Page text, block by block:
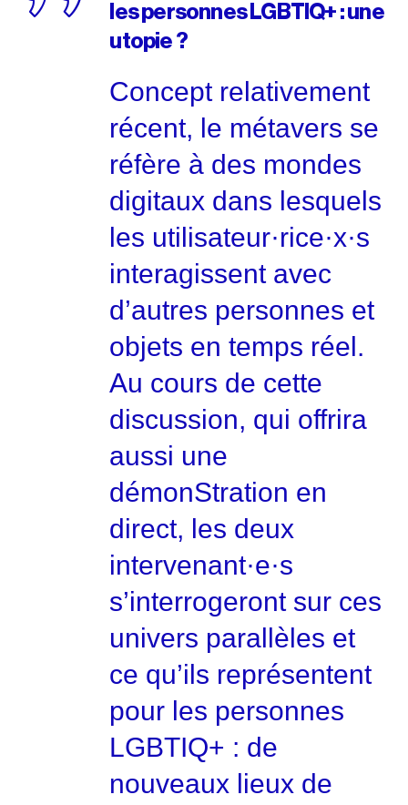
les personnes LGBTIQ+ : une
utopie ?
Concept relativement
récent, le métavers se
réfère à des mondes
digitaux dans lesquels
les utilisateur·rice·x·s
interagissent avec
d’autres personnes et
objets en temps réel.
Au cours de cette
discussion, qui offrira
aussi une
démonStration en
direct, les deux
intervenant·e·s
s’interrogeront sur ces
univers parallèles et
ce qu’ils représentent
pour les personnes
LGBTIQ+ : de
nouveaux lieux de